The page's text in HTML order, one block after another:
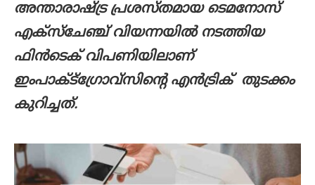
അന്താരാഷ്ട്ര പ്രശസ്തമായ ടെമനോസ്
എക്സ്ചേഞ്ച് വിയന്നയില്‍ നടത്തിയ
ഫിന്‍ടെക് വിപണിയിലാണ്
ഇംപാക്ട്ഗ്രോവ്സിന്റെ എൻട്രിക് തുടക്കം
കുറിച്ചത്.